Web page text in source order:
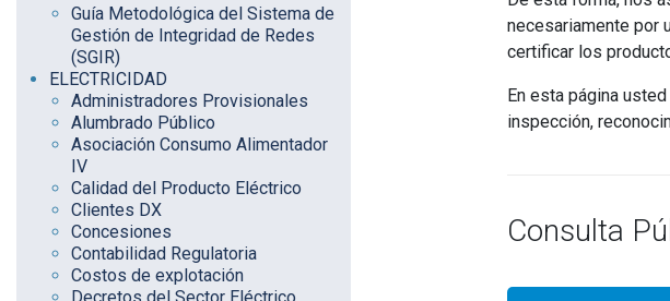
Guía Metodológica del Sistema de
Gestión de Integridad de Redes
(SGIR)
ELECTRICIDAD
Administradores Provisionales
Alumbrado Público
Asociación Consumo Alimentador
IV
Calidad del Producto Eléctrico
Clientes DX
Concesiones
Contabilidad Regulatoria
Costos de explotación
necesariamente por
certificar los
En esta página
inspección,
Consulta